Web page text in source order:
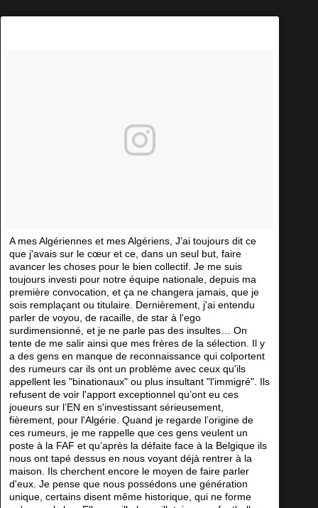
A mes Algériennes et mes Algériens, J'ai toujours dit ce
que j'avais sur le cœur et ce, dans un seul but, faire
avancer les choses pour le bien collectif. Je me suis
toujours investi pour notre équipe nationale, depuis ma
première convocation, et ça ne changera jamais, que je
sois remplaçant ou titulaire. Dernièrement, j'ai entendu
parler de voyou, de racaille, de star à l'ego
surdimensionné, et je ne parle pas des insultes… On
tente de me salir ainsi que mes frères de la sélection. Il y
a des gens en manque de reconnaissance qui colportent
des rumeurs car ils ont un problème avec ceux qu'ils
appellent les "binationaux" ou plus insultant "l'immigré". Ils
refusent de voir l'apport exceptionnel qu’ont eu ces
joueurs sur l’EN en s'investissant sérieusement,
fièrement, pour l'Algérie. Quand je regarde l’origine de
ces rumeurs, je me rappelle que ces gens veulent un
poste à la FAF et qu’après la défaite face à la Belgique ils
nous ont tapé dessus en nous voyant déjà rentrer à la
maison. Ils cherchent encore le moyen de faire parler
d'eux. Je pense que nous possédons une génération
unique, certains disent même historique, qui ne forme